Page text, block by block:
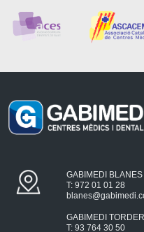
GABIMEDI BLANES
T: 972 01 01 28
GABIMEDI
T: 93 764 30 50